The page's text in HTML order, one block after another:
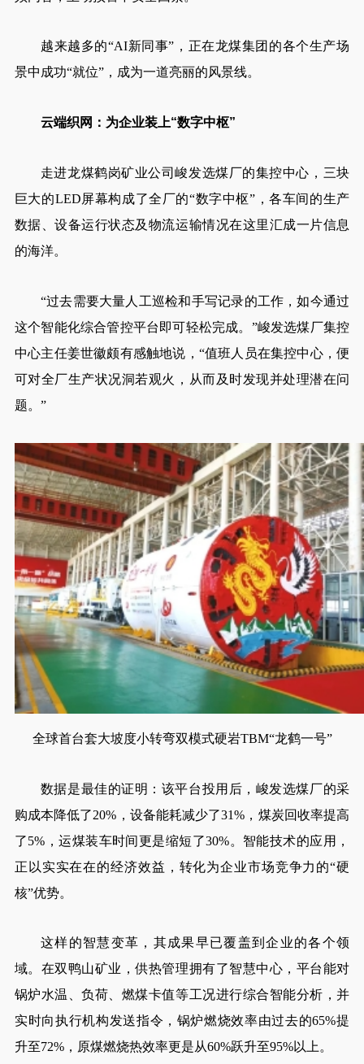
越来越多的“AI新同事”，正在龙煤集团的各个生产场
景中成功“就位”，成为一道亮丽的风景线。
云端织网：为企业装上“数字中枢”
走进龙煤鹤岗矿业公司峻发选煤厂的集控中心，三块
巨大的LED屏幕构成了全厂的“数字中枢”，各车间的生产
数据、设备运行状态及物流运输情况在这里汇成一片信息
的海洋。
“过去需要大量人工巡检和手写记录的工作，如今通过
这个智能化综合管控平台即可轻松完成。”峻发选煤厂集控
中心主任姜世徽颇有感触地说，“值班人员在集控中心，便
可对全厂生产状况洞若观火，从而及时发现并处理潜在问
题。”
全球首台套大坡度小转弯双模式硬岩TBM“龙鹤一号”
数据是最佳的证明：该平台投用后，峻发选煤厂的采
购成本降低了20%，设备能耗减少了31%，煤炭回收率提高
了5%，运煤装车时间更是缩短了30%。智能技术的应用，
正以实实在在的经济效益，转化为企业市场竞争力的“硬
核”优势。
这样的智慧变革，其成果早已覆盖到企业的各个领
域。在双鸭山矿业，供热管理拥有了智慧中心，平台能对
锅炉水温、负荷、燃煤卡值等工况进行综合智能分析，并
实时向执行机构发送指令，锅炉燃烧效率由过去的65%提
升至72%，原煤燃烧热效率更是从60%跃升至95%以上。